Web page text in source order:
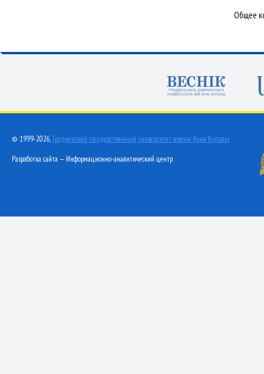
Общее
© 1999-2026, Гродненский государственный университет имени Янки Купалы
Разработка сайта — Информационно-аналитический центр